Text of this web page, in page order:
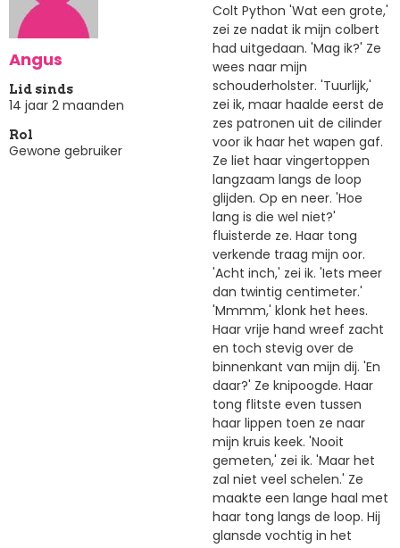
Angus
Lid sinds
14 jaar 2 maanden
Rol
Gewone gebruiker
Colt Python 'Wat een grote,'
zei ze nadat ik mijn colbert
had uitgedaan. 'Mag ik?' Ze
wees naar mijn
schouderholster. 'Tuurlijk,'
zei ik, maar haalde eerst de
zes patronen uit de cilinder
voor ik haar het wapen gaf.
Ze liet haar vingertoppen
langzaam langs de loop
glijden. Op en neer. 'Hoe
lang is die wel niet?'
fluisterde ze. Haar tong
verkende traag mijn oor.
'Acht inch,' zei ik. 'Iets meer
dan twintig centimeter.'
'Mmmm,' klonk het hees.
Haar vrije hand wreef zacht
en toch stevig over de
binnenkant van mijn dij. 'En
daar?' Ze knipoogde. Haar
tong flitste even tussen
haar lippen toen ze naar
mijn kruis keek. 'Nooit
gemeten,' zei ik. 'Maar het
zal niet veel schelen.' Ze
maakte een lange haal met
haar tong langs de loop. Hij
glansde vochtig in het